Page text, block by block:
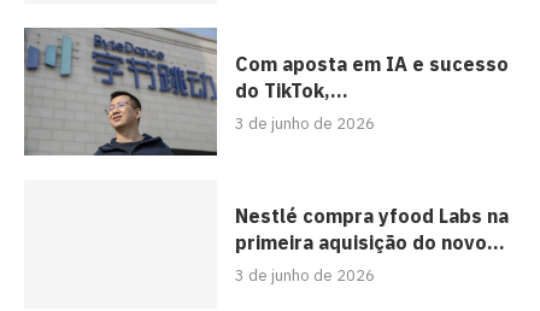
Com aposta em IA e sucesso
do TikTok,...
3 de junho de 2026
Nestlé compra yfood Labs na
primeira aquisição do novo...
3 de junho de 2026